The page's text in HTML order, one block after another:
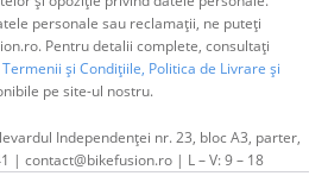
personale sau reclamații, ne puteți
Pentru detalii complete, consultați
Termenii și Condițiile, Politica de Livrare și
pe site-ul nostru.
Independenței nr. 23, bloc A3, parter,
| contact@bikefusion.ro | L – V: 9 – 18